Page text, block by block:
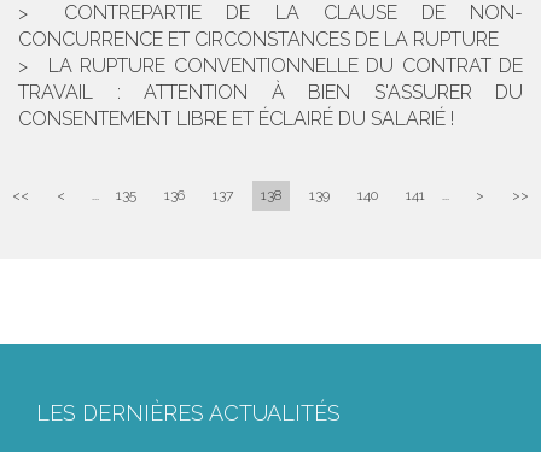
CONTREPARTIE DE LA CLAUSE DE NON-
CONCURRENCE ET CIRCONSTANCES DE LA RUPTURE
LA RUPTURE CONVENTIONNELLE DU CONTRAT DE
TRAVAIL : ATTENTION À BIEN S'ASSURER DU
CONSENTEMENT LIBRE ET ÉCLAIRÉ DU SALARIÉ !
<< < ... 135 136 137 138 139 140 141 ... > >>
LES DERNIÈRES ACTUALITÉS